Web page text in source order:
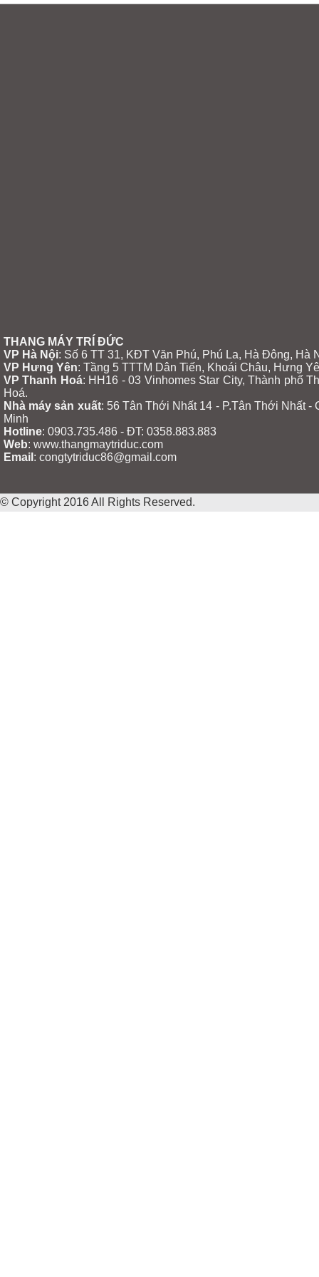
THANG MÁY TRÍ ĐỨC
VP Hà Nội: Số 6 TT 31, KĐT Văn Phú, Phú La, Hà Đông, Hà
VP Hưng Yên: Tầng 5 TTTM Dân Tiến, Khoái Châu, Hưng
VP Thanh Hoá: HH16 - 03 Vinhomes Star City, Thành phố
Hoá.
Nhà máy sản xuất: 56 Tân Thới Nhất 14 - P.Tân Thới Nhất -
Minh
Hotline: 0903.735.486 - ĐT: 0358.883.883
Web: www.thangmaytriduc.com
Email : congtytriduc86@gmail.com
© Copyright 2016 All Rights Reserved.